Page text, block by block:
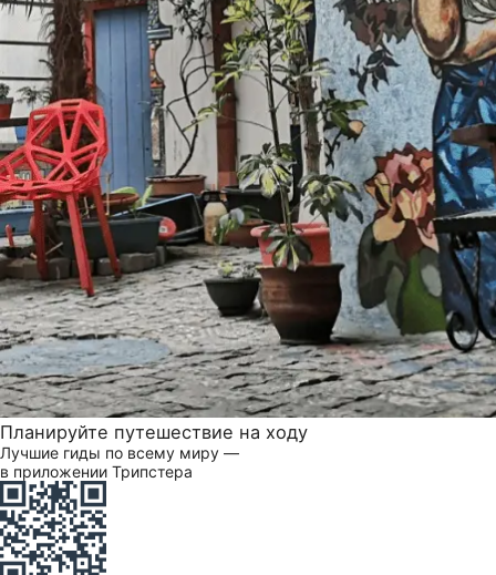
Планируйте путешествие на ходу
Лучшие гиды по всему миру —
в приложении Трипстера